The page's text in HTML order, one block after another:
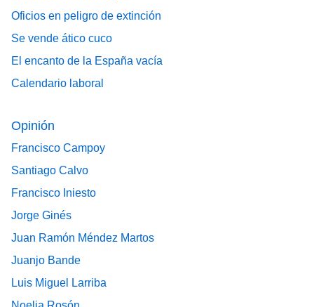
Oficios en peligro de extinción
Se vende ático cuco
El encanto de la España vacía
Calendario laboral
Opinión
Francisco Campoy
Santiago Calvo
Francisco Iniesto
Jorge Ginés
Juan Ramón Méndez Martos
Juanjo Bande
Luis Miguel Larriba